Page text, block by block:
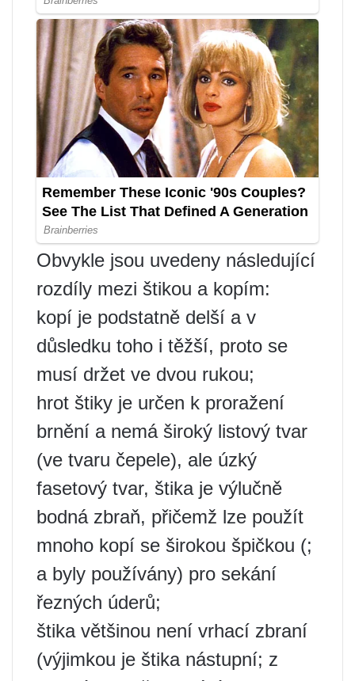
Obvykle jsou uvedeny následující
rozdíly mezi štikou a kopím:
kopí je podstatně delší a v
důsledku toho i těžší, proto se
musí držet ve dvou rukou;
hrot štiky je určen k proražení
brnění a nemá široký listový tvar
(ve tvaru čepele), ale úzký
fasetový tvar, štika je výlučně
bodná zbraň, přičemž lze použít
mnoho kopí se širokou špičkou (;
a byly používány) pro sekání
řezných úderů;
štika většinou není vrhací zbraní
(výjimkou je štika nástupní; z